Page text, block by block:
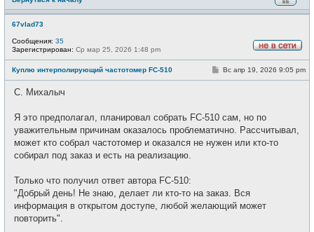
67vlad73
в
с
Сообщения: 35
Зарегистрирован: Ср мар 25, 2026 1:48 pm
Куплю интерполирующий частотомер FC-510
С
н
и
Вс апр 19, 2026 9:05 pm
С. Михалыч
Я это предполагал, планировал собрать FC-510 сам, но по
уважительным причинам оказалось проблематично. Рассчитывал,
может кто собрал частотомер и оказался не нужен или кто-то
собирал под заказ и есть на реализацию.
Только что получил ответ автора FC-510:
"Добрый день! Не знаю, делает ли кто-то на заказ. Вся
информация в открытом доступе, любой желающий может
повторить".